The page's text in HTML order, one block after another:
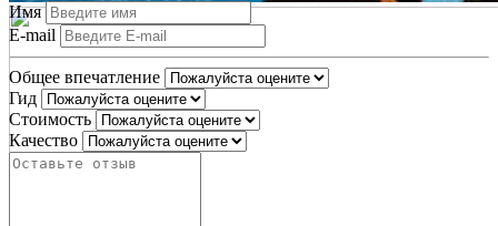
Имя
E-mail
Общее впечатление
Гид
Стоимость
Качество